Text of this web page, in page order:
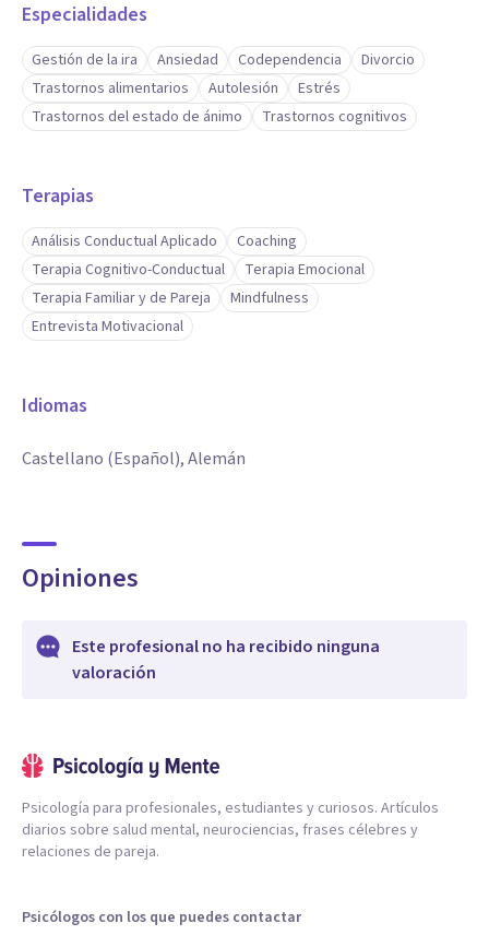
Especialidades
Gestión de la ira Ansiedad Codependencia
Divorcio
Trastornos alimentarios
Autolesión
Estrés
Trastornos del estado de ánimo
Trastornos cognitivos
Terapias
Análisis Conductual Aplicado
Coaching
Terapia Cognitivo-Conductual
Terapia Emocional
Terapia Familiar y de Pareja
Mindfulness
Entrevista Motivacional
Idiomas
Castellano (Español), Alemán
Opiniones
Este profesional no ha recibido ninguna
valoración
Psicología para profesionales, estudiantes y curiosos. Artículos
diarios sobre salud mental, neurociencias, frases célebres y
relaciones de pareja.
Psicólogos con los que puedes contactar